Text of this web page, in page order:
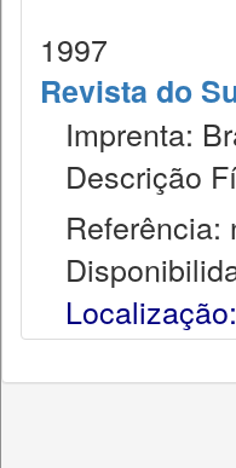
1997
Revista do
Imprenta:
Descrição
Referência:
Localização: